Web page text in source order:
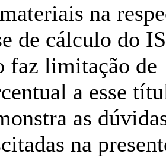
na
de cálculo do
faz limitação de
a esse
as
na